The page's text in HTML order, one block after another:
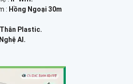
: Hồng Ngoại 30m
Thân Plastic.
AI.